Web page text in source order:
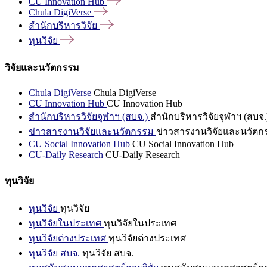
Chula DigiVerse
สำนักบริหารวิจัย
ทุนวิจัย
วิจัยและนวัตกรรม
Chula DigiVerse Chula DigiVerse
CU Innovation Hub CU Innovation Hub
สำนักบริหารวิจัยจุฬาฯ (สบจ.) สำนักบริหารวิจัยจุฬาฯ (สบจ
ข่าวสารงานวิจัยและนวัตกรรม ข่าวสารงานวิจัยและนวัตก
CU Social Innovation Hub CU Social Innovation Hub
CU-Daily Research CU-Daily Research
ทุนวิจัย
ทุนวิจัย ทุนวิจัย
ทุนวิจัยในประเทศ ทุนวิจัยในประเทศ
ทุนวิจัยต่างประเทศ ทุนวิจัยต่างประเทศ
ทุนวิจัย สบจ. ทุนวิจัย สบจ.